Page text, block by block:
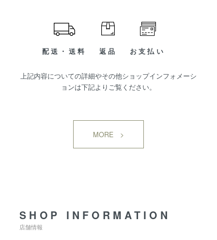
配送・送料 返品 お支払い
上記内容についての詳細やその他ショップインフォメーシ
ョンは下記よりご覧ください。
MORE >
SHOP INFORMATION
店舗情報